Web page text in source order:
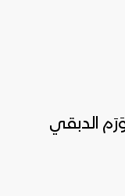
الدبقي